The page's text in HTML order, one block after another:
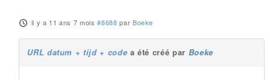
il y a 11 ans 7 mois #8688 par Boeke
URL datum + tijd + code a été créé par Boeke